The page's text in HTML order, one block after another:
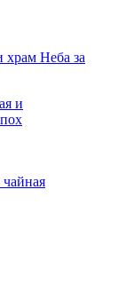
храм Неба за
и